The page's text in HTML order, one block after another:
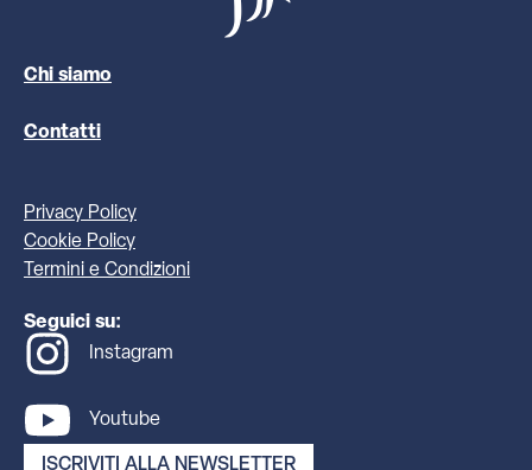
Chi siamo
Contatti
Privacy Policy
Cookie Policy
Termini e Condizioni
Seguici su:
Instagram
Youtube
ISCRIVITI ALLA NEWSLETTER